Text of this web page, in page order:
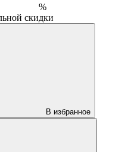
%
скидки
В избранное